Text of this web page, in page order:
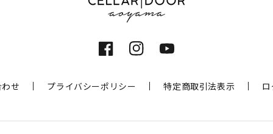
FacebookInstagramYouTube
せ プライバシーポリシー 特定商取引法表示